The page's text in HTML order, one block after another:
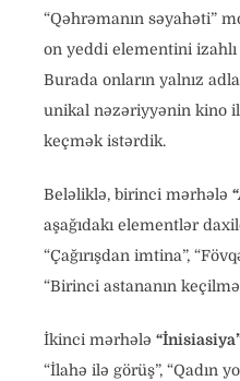
“Qəhrəmanın səyahəti”
on yeddi elementini
Burada onların yalnız
unikal nəzəriyyənin kino
keçmək istərdik.
Beləliklə, birinci mərhələ
aşağıdakı elementlər
“Çağırışdan imtina”,
“Birinci astananın
İkinci mərhələ
“İlahə ilə görüş”, “Qadın